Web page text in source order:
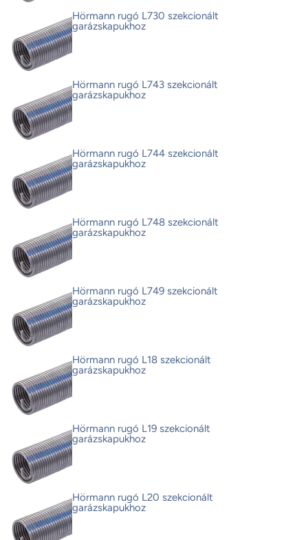
Hörmann rugó L730 szekcionált
garázskapukhoz
Hörmann rugó L743 szekcionált
garázskapukhoz
Hörmann rugó L744 szekcionált
garázskapukhoz
Hörmann rugó L748 szekcionált
garázskapukhoz
Hörmann rugó L749 szekcionált
garázskapukhoz
Hörmann rugó L18 szekcionált
garázskapukhoz
Hörmann rugó L19 szekcionált
garázskapukhoz
Hörmann rugó L20 szekcionált
garázskapukhoz